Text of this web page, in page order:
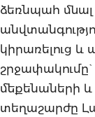
ձեռնպահ
կիրառելուց
մեքենաների
տեղաշարժը